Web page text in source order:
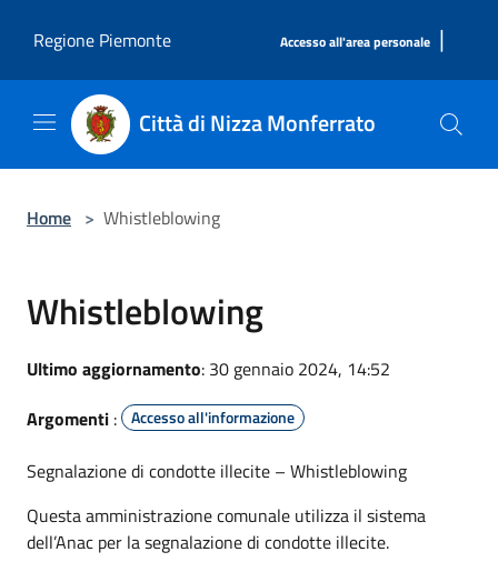
Regione Piemonte
Accesso all'area personale |
Città di Nizza Monferrato
Home > Whistleblowing
Whistleblowing
Ultimo aggiornamento: 30 gennaio 2024, 14:52
Argomenti : Accesso all'informazione
Segnalazione di condotte illecite – Whistleblowing
Questa amministrazione comunale utilizza il sistema
dell’Anac per la segnalazione di condotte illecite.